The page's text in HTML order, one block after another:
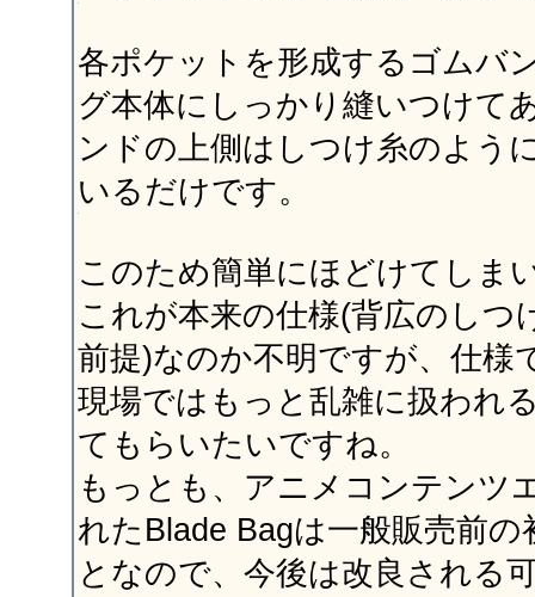
各ポケットを形成するゴムバ
グ本体にしっかり縫いつけて
ンドの上側はしつけ糸のよう
いるだけです。
このため簡単にほどけてしま
これが本来の仕様(背広のしつ
前提)なのか不明ですが、仕様
現場ではもっと乱雑に扱われ
てもらいたいですね。
もっとも、アニメコンテンツ
れたBlade Bagは一般販売前
となので、今後は改良される